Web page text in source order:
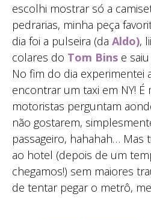
escolhi mostrar só a
pedrarias, minha peça
dia foi a pulseira (da Aldo),
colares do Tom Bins e
No fim do dia experimentei
encontrar um taxi em NY!
motoristas perguntam
não gostarem,
passageiro, hahahah… Mas
ao hotel (depois de um
chegamos!) sem maiores
de tentar pegar o metrô,